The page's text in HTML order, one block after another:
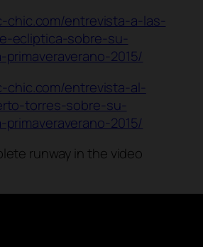
chic.com/entrevista-a-las-
ecliptica-sobre-su-
2015/
chic.com/entrevista-al-
torres-sobre-su-
2015/
runway in the video